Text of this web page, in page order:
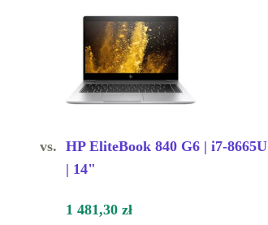
vs. HP EliteBook 840 G6 | i7-8665U
| 14"
1 481,30 zł